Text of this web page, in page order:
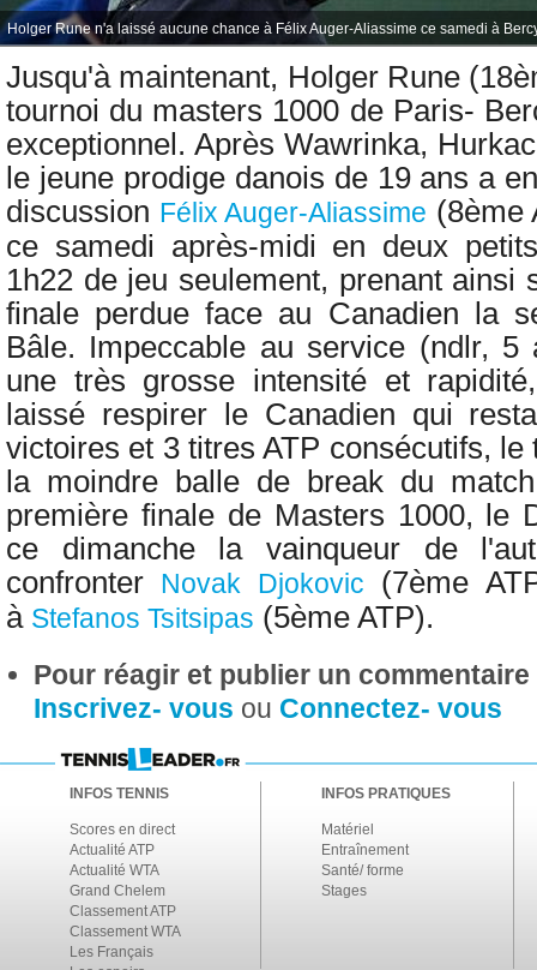
Holger Rune n'a laissé aucune chance à Félix Auger-Aliassime ce samedi à
Jusqu'à maintenant, Holger Rune
tournoi du masters 1000 de Paris-
exceptionnel. Après Wawrinka,
le jeune prodige danois de 19 ans a
discussion Félix Auger-Aliassime (8ème
ce samedi après-midi en deux
1h22 de jeu seulement, prenant ainsi
finale perdue face au Canadien la
Bâle. Impeccable au service (ndlr, 5
une très grosse intensité et
laissé respirer le Canadien qui
victoires et 3 titres ATP consécutifs, le
la moindre balle de break du
première finale de Masters 1000, le
ce dimanche la vainqueur de
confronter Novak Djokovic
(7ème
à Stefanos Tsitsipas (5ème ATP).
Pour réagir et publier un
Inscrivez- vous ou Connectez- vous
INFOS TENNIS
Scores en direct
Actualité ATP
Actualité WTA
Grand Chelem
Classement ATP
Classement WTA
Les Français
INFOS PRATIQUES
Matériel
Entraînement
Santé/ forme
Stages